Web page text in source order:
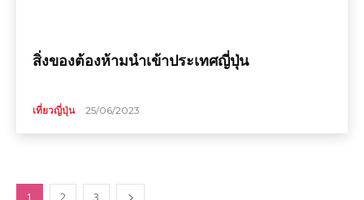
สิ่งของต้องห้ามนำเข้าประเทศญี่ปุ่น
เที่ยวญี่ปุ่น 25/06/2023